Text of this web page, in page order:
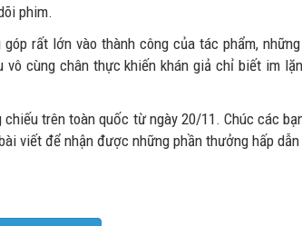
phim.
rất lớn vào thành công của tác phẩm,
cùng chân thực khiến khán giả chỉ biết im
trên toàn quốc từ ngày 20/11. Chúc các
viết để nhận được những phần thưởng hấp